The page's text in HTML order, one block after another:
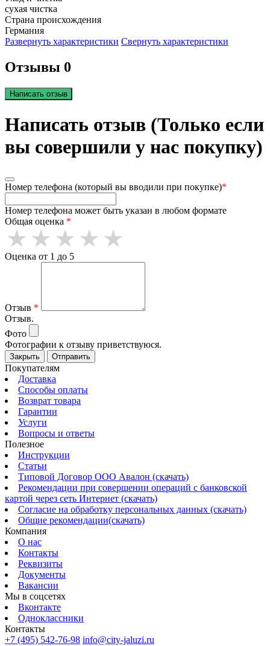
сухая чистка
Страна происхождения
Германия
Развернуть характеристики Свернуть характеристики
Отзывы 0
Написать отзыв
Написать отзыв (Только если
вы совершили у нас покупку)
Номер телефона (который вы вводили при покупке)*
Номер телефона может быть указан в любом формате
Общая оценка *
Оценка от 1 до 5
Отзыв *
Отзыв.
Фото
Фотографии к отзыву приветствуюся.
Закрыть Отправить
Покупателям
Доставка
Способы оплаты
Возврат товара
Гарантии
Услуги
Вопросы и ответы
Полезное
Инструкции
Статьи
Типовой Договор ООО Авалон (скачать)
Рекомендации при совершении операций с банковской
картой через сеть Интернет (скачать)
Согласие на обработку персональных данных (скачать)
Общие рекомендации(скачать)
Компания
О нас
Контакты
Реквизиты
Документы
Вакансии
Мы в соцсетях
Вконтакте
Одноклассники
Контакты
+7 (495) 542-76-98 info@city-jaluzi.ru